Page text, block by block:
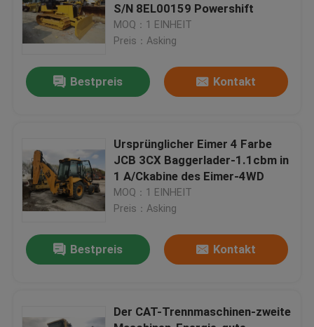
S/N 8EL00159 Powershift
MOQ：1 EINHEIT
Preis：Asking
Bestpreis Kontakt
Ursprünglicher Eimer 4 Farbe
JCB 3CX Baggerlader-1.1cbm in
1 A/Ckabine des Eimer-4WD
MOQ：1 EINHEIT
Preis：Asking
Bestpreis Kontakt
Der CAT-Trennmaschinen-zweite